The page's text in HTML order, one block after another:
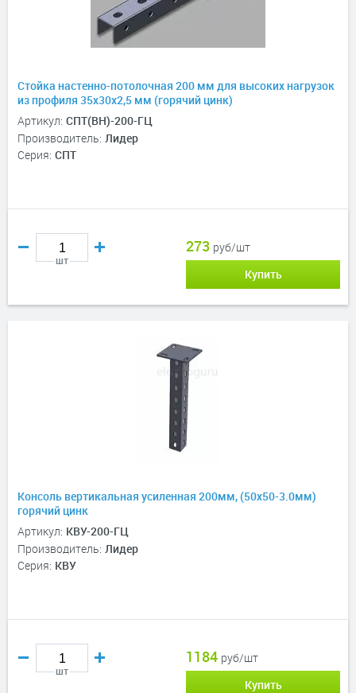
Стойка настенно-потолочная 200 мм для высоких нагрузок
из профиля 35х30х2,5 мм (горячий цинк)
Артикул: СПТ(ВН)-200-ГЦ
Производитель: Лидер
Серия: СПТ
шт
273 руб/шт
Купить
Консоль вертикальная усиленная 200мм, (50х50-3.0мм)
горячий цинк
Артикул: КВУ-200-ГЦ
Производитель: Лидер
Серия: КВУ
шт
1184 руб/шт
Купить